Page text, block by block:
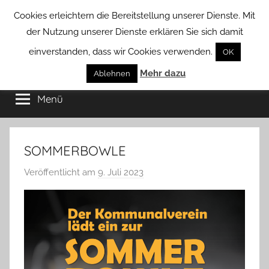
Borstel
von
Groß
Borstel
Menü
SOMMERBOWLE
Veröffentlicht am 9. Juli 2023
o
T
b
e
Cookies erleichtern die Bereitstellung unserer Dienste. Mit
der Nutzung unserer Dienste erklären Sie sich damit
einverstanden, dass wir Cookies verwenden.
OK
Ablehnen Mehr dazu